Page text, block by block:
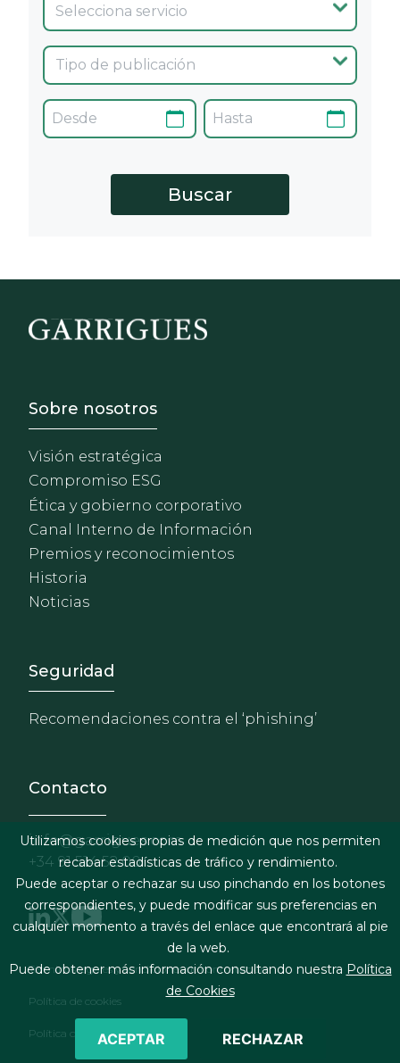
Footer - Sobre Nosotros
Sobre nosotros
Visión estratégica
Compromiso ESG
Ética y gobierno corporativo
Canal Interno de Información
Premios y reconocimientos
Historia
Noticias
Footer - Extranet y
Seguridad
Recomendaciones contra el ‘phishing’
Contacto
info@garrigues.com
+34 91 514 52 00
Footer menu
Términos legales y condiciones de contratación
Política de cookies
Política de privacidad
Utilizamos cookies propias de medición que nos permiten
recabar estadísticas de tráfico y rendimiento.
Puede aceptar o rechazar su uso pinchando en los botones
correspondientes, y puede modificar sus preferencias en
cualquier momento a través del enlace que encontrará al pie
de la web.
Puede obtener más información consultando nuestra Política
de Cookies
ACEPTAR RECHAZAR